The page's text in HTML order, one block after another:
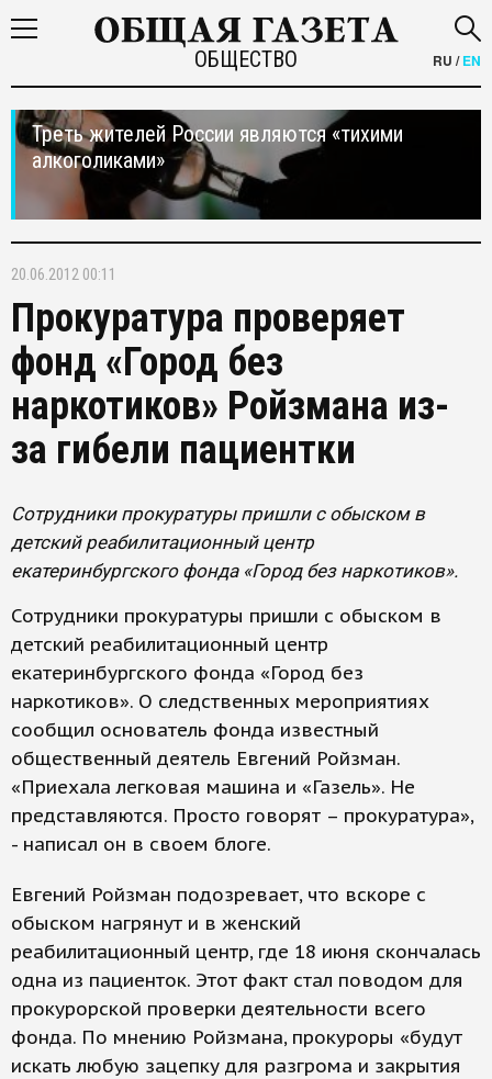
ОБЩЕСТВО RU /EN
Треть жителей России являются «тихими
алкоголиками»
20.06.2012 00:11
Прокуратура проверяет
фонд «Город без
наркотиков» Ройзмана из-
за гибели пациентки
Сотрудники прокуратуры пришли с обыском в
детский реабилитационный центр
екатеринбургского фонда «Город без наркотиков».
Сотрудники прокуратуры пришли с обыском в
детский реабилитационный центр
екатеринбургского фонда «Город без
наркотиков». О следственных мероприятиях
сообщил основатель фонда известный
общественный деятель Евгений Ройзман.
«Приехала легковая машина и «Газель». Не
представляются. Просто говорят – прокуратура»,
- написал он в своем блоге.
Евгений Ройзман подозревает, что вскоре с
обыском нагрянут и в женский
реабилитационный центр, где 18 июня скончалась
одна из пациенток. Этот факт стал поводом для
прокурорской проверки деятельности всего
фонда. По мнению Ройзмана, прокуроры «будут
искать любую зацепку для разгрома и закрытия